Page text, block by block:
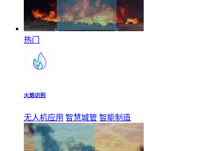
热门
火焰识别
无人机应用 智慧城管 智能制造